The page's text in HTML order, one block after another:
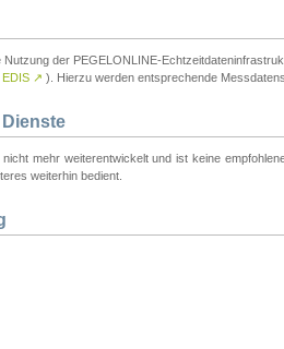
der PEGELONLINE-
EDIS ↗ ). Hierzu werden entsprechende
nicht mehr weiterentwickelt und ist keine
weiterhin bedient.